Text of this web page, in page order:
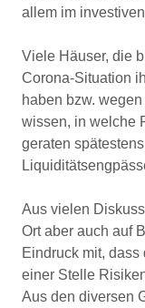
allem im
Viele Häuser, die
Corona-Situation
haben bzw.
wissen, in welche
geraten
Aus vielen
Ort aber auch auf
Eindruck mit,
einer Stelle
Aus den diversen